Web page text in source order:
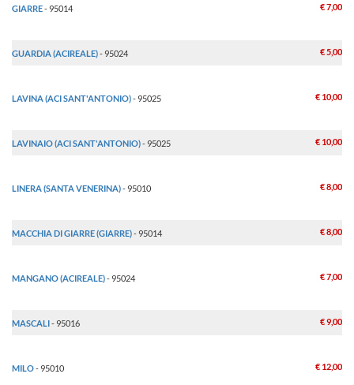
GIARRE- 95014 € 7,00
GUARDIA (ACIREALE)- 95024 € 5,00
LAVINA (ACI SANT'ANTONIO)- 95025 € 10,00
LAVINAIO (ACI SANT'ANTONIO)- 95025 € 10,00
LINERA (SANTA VENERINA)- 95010 € 8,00
MACCHIA DI GIARRE (GIARRE)- 95014 € 8,00
MANGANO (ACIREALE)- 95024 € 7,00
MASCALI- 95016 € 9,00
MILO- 95010 € 12,00